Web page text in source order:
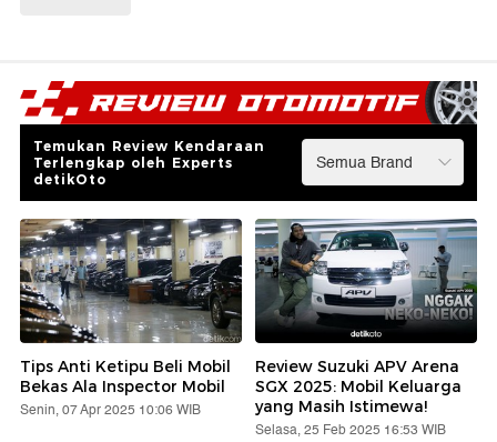
Temukan Review Kendaraan
Terlengkap oleh Experts
detikOto
Tips Anti Ketipu Beli Mobil
Bekas Ala Inspector Mobil
Senin, 07 Apr 2025 10:06 WIB
Review Suzuki APV Arena
SGX 2025: Mobil Keluarga
yang Masih Istimewa!
Selasa, 25 Feb 2025 16:53 WIB